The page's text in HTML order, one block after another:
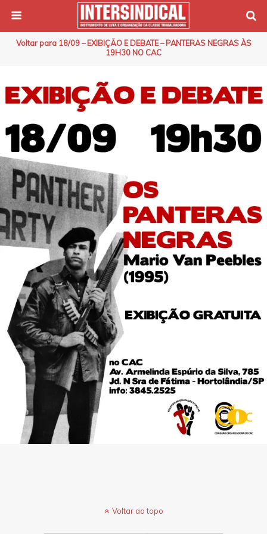
Voltar para 18/09 – EXIBIÇÃO E DEBATE – PANTERAS NEGRAS ÀS
19H30 NO CAC
Voltar ao topo